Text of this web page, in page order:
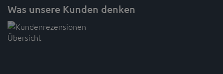
Was unsere Kunden denken